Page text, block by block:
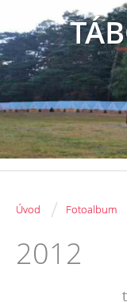
Úvod / Fotoalbum
2012